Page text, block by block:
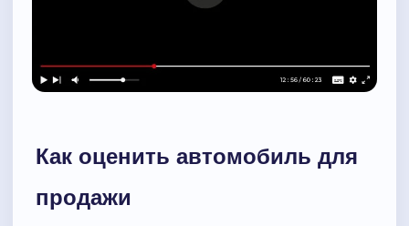
Как оценить автомобиль для
продажи